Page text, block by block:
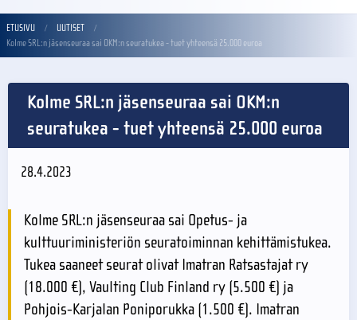
ETUSIVU
UUTISET
Kolme SRL:n jäsenseuraa sai OKM:n seuratukea - tuet yhteensä 25.000 euroa
Kolme SRL:n jäsenseuraa sai OKM:n
seuratukea - tuet yhteensä 25.000 euroa
28.4.2023
Kolme SRL:n jäsenseuraa sai Opetus- ja
kulttuuriministeriön seuratoiminnan kehittämistukea.
Tukea saaneet seurat olivat Imatran Ratsastajat ry
(18.000 €), Vaulting Club Finland ry (5.500 €) ja
Pohjois-Karjalan Poniporukka (1.500 €). Imatran